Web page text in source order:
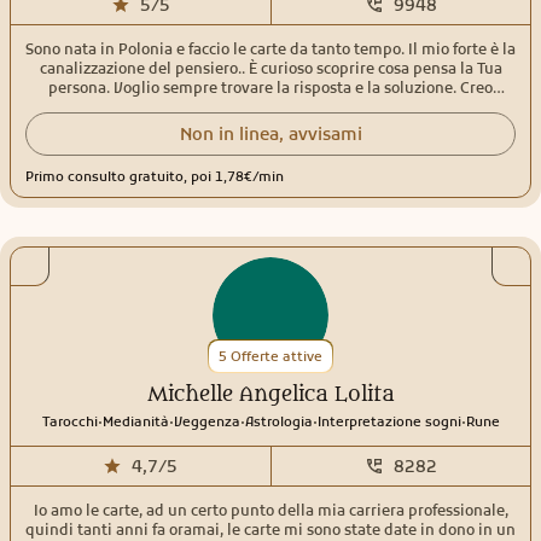
5/5 9948
Sono nata in Polonia e faccio le carte da tanto tempo. Il mio forte è la
canalizzazione del pensiero.. È curioso scoprire cosa pensa la Tua
persona. Voglio sempre trovare la risposta e la soluzione. Creo
sentirsi a suo agio. Offro il sostegno e aiuto a trovare la strada
giusta, perché cambiare si può, anzi è necessario!Per passione
molto profonda. Leggo i tarocchi Rider-Waite, gli arcani maggiori,
minori e al rovescio. La mia specialità è la Terapia Angelica e la
pensa e che intenzioni ha la persona che ci interessa. Ho partecipato
a tantissimi corsi che arricchiscono il consulto che così diventa
speciale spesso indimenticabile. Ti guiderò attraverso tante
sfumature di questa nostra esistenza ed insieme trasformeremo
ogni problema in opportunità nell'amore, campo finanziario e il tuo
benessere personale.Ti aspetto! Con affetto Livia ❤️
Non in linea, avvisami
Primo consulto gratuito, poi 1,78€/min
5 Offerte attive
Michelle Angelica Lolita
Tarocchi.Medianità.Veggenza.Astrologia.Interpretazione sogni.Rune
4,7/5 8282
Io amo le carte, ad un certo punto della mia carriera professionale,
quindi tanti anni fa oramai, le carte mi sono state date in dono in un